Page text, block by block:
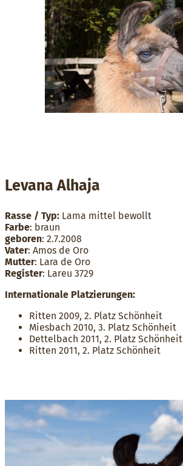
Levana Alhaja
Rasse / Typ: Lama mittel bewollt
Farbe: braun
geboren: 2.7.2008
Vater: Amos de Oro
Mutter: Lara de Oro
Register: Lareu 3729
Internationale Platzierungen:
Ritten 2009, 2. Platz Schönheit
Miesbach 2010, 3. Platz Schönheit
Dettelbach 2011, 2. Platz Schönheit
Ritten 2011, 2. Platz Schönheit